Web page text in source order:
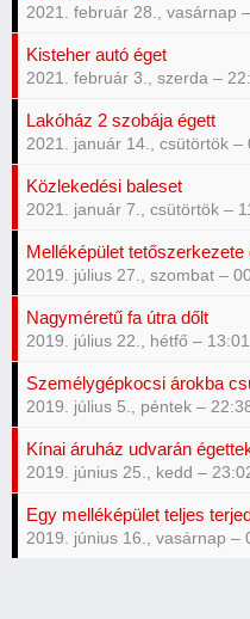
2021. február 28., vasárnap
Kisteher autó éget
2021. február 3., szerda –
Lakóház 2 szobája égett
2021. január 14., csütörtök –
Közlekedési baleset
2021. január 7., csütörtök –
Melléképület tetőszerkezete
2019. július 27., szombat –
Nagyméretű fa útra dőlt
2019. július 22., hétfő – 13:01
Személygépkocsi árokba
2019. július 5., péntek –
Kínai áruház udvarán
2019. június 25., kedd –
Egy melléképület teljes
2019. június 16., vasárnap –